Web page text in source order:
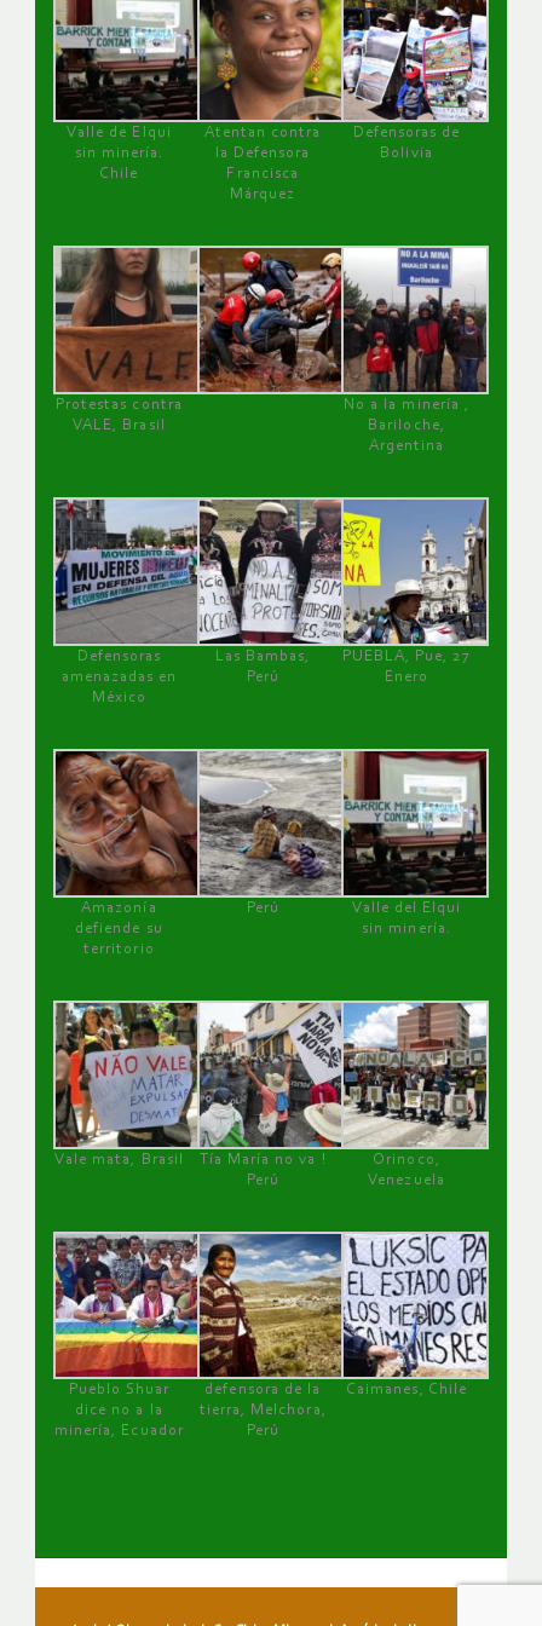
Valle de Elqui
sin minería.
Chile
Atentan contra
la Defensora
Francisca
Márquez
Defensoras de
Bolivia
Protestas contra
VALE, Brasil
No a la minería ,
Bariloche,
Argentina
Defensoras
amenazadas en
México
Las Bambas,
Perú
PUEBLA, Pue, 27
Enero
Amazonía
defiende su
territorio
Perú
Valle del Elqui
sin minería.
Vale mata, Brasil
Tía María no va !
Perú
Orinoco,
Venezuela
Pueblo Shuar
dice no a la
minería, Ecuador
defensora de la
tierra, Melchora,
Perú
Caimanes, Chile